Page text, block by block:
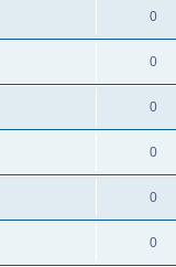
0
0
0
0
0
0